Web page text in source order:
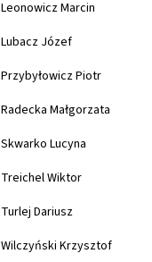
Leonowicz Marcin
Lubacz Józef
Przybyłowicz Piotr
Radecka Małgorzata
Skwarko Lucyna
Treichel Wiktor
Turlej Dariusz
Wilczyński Krzysztof